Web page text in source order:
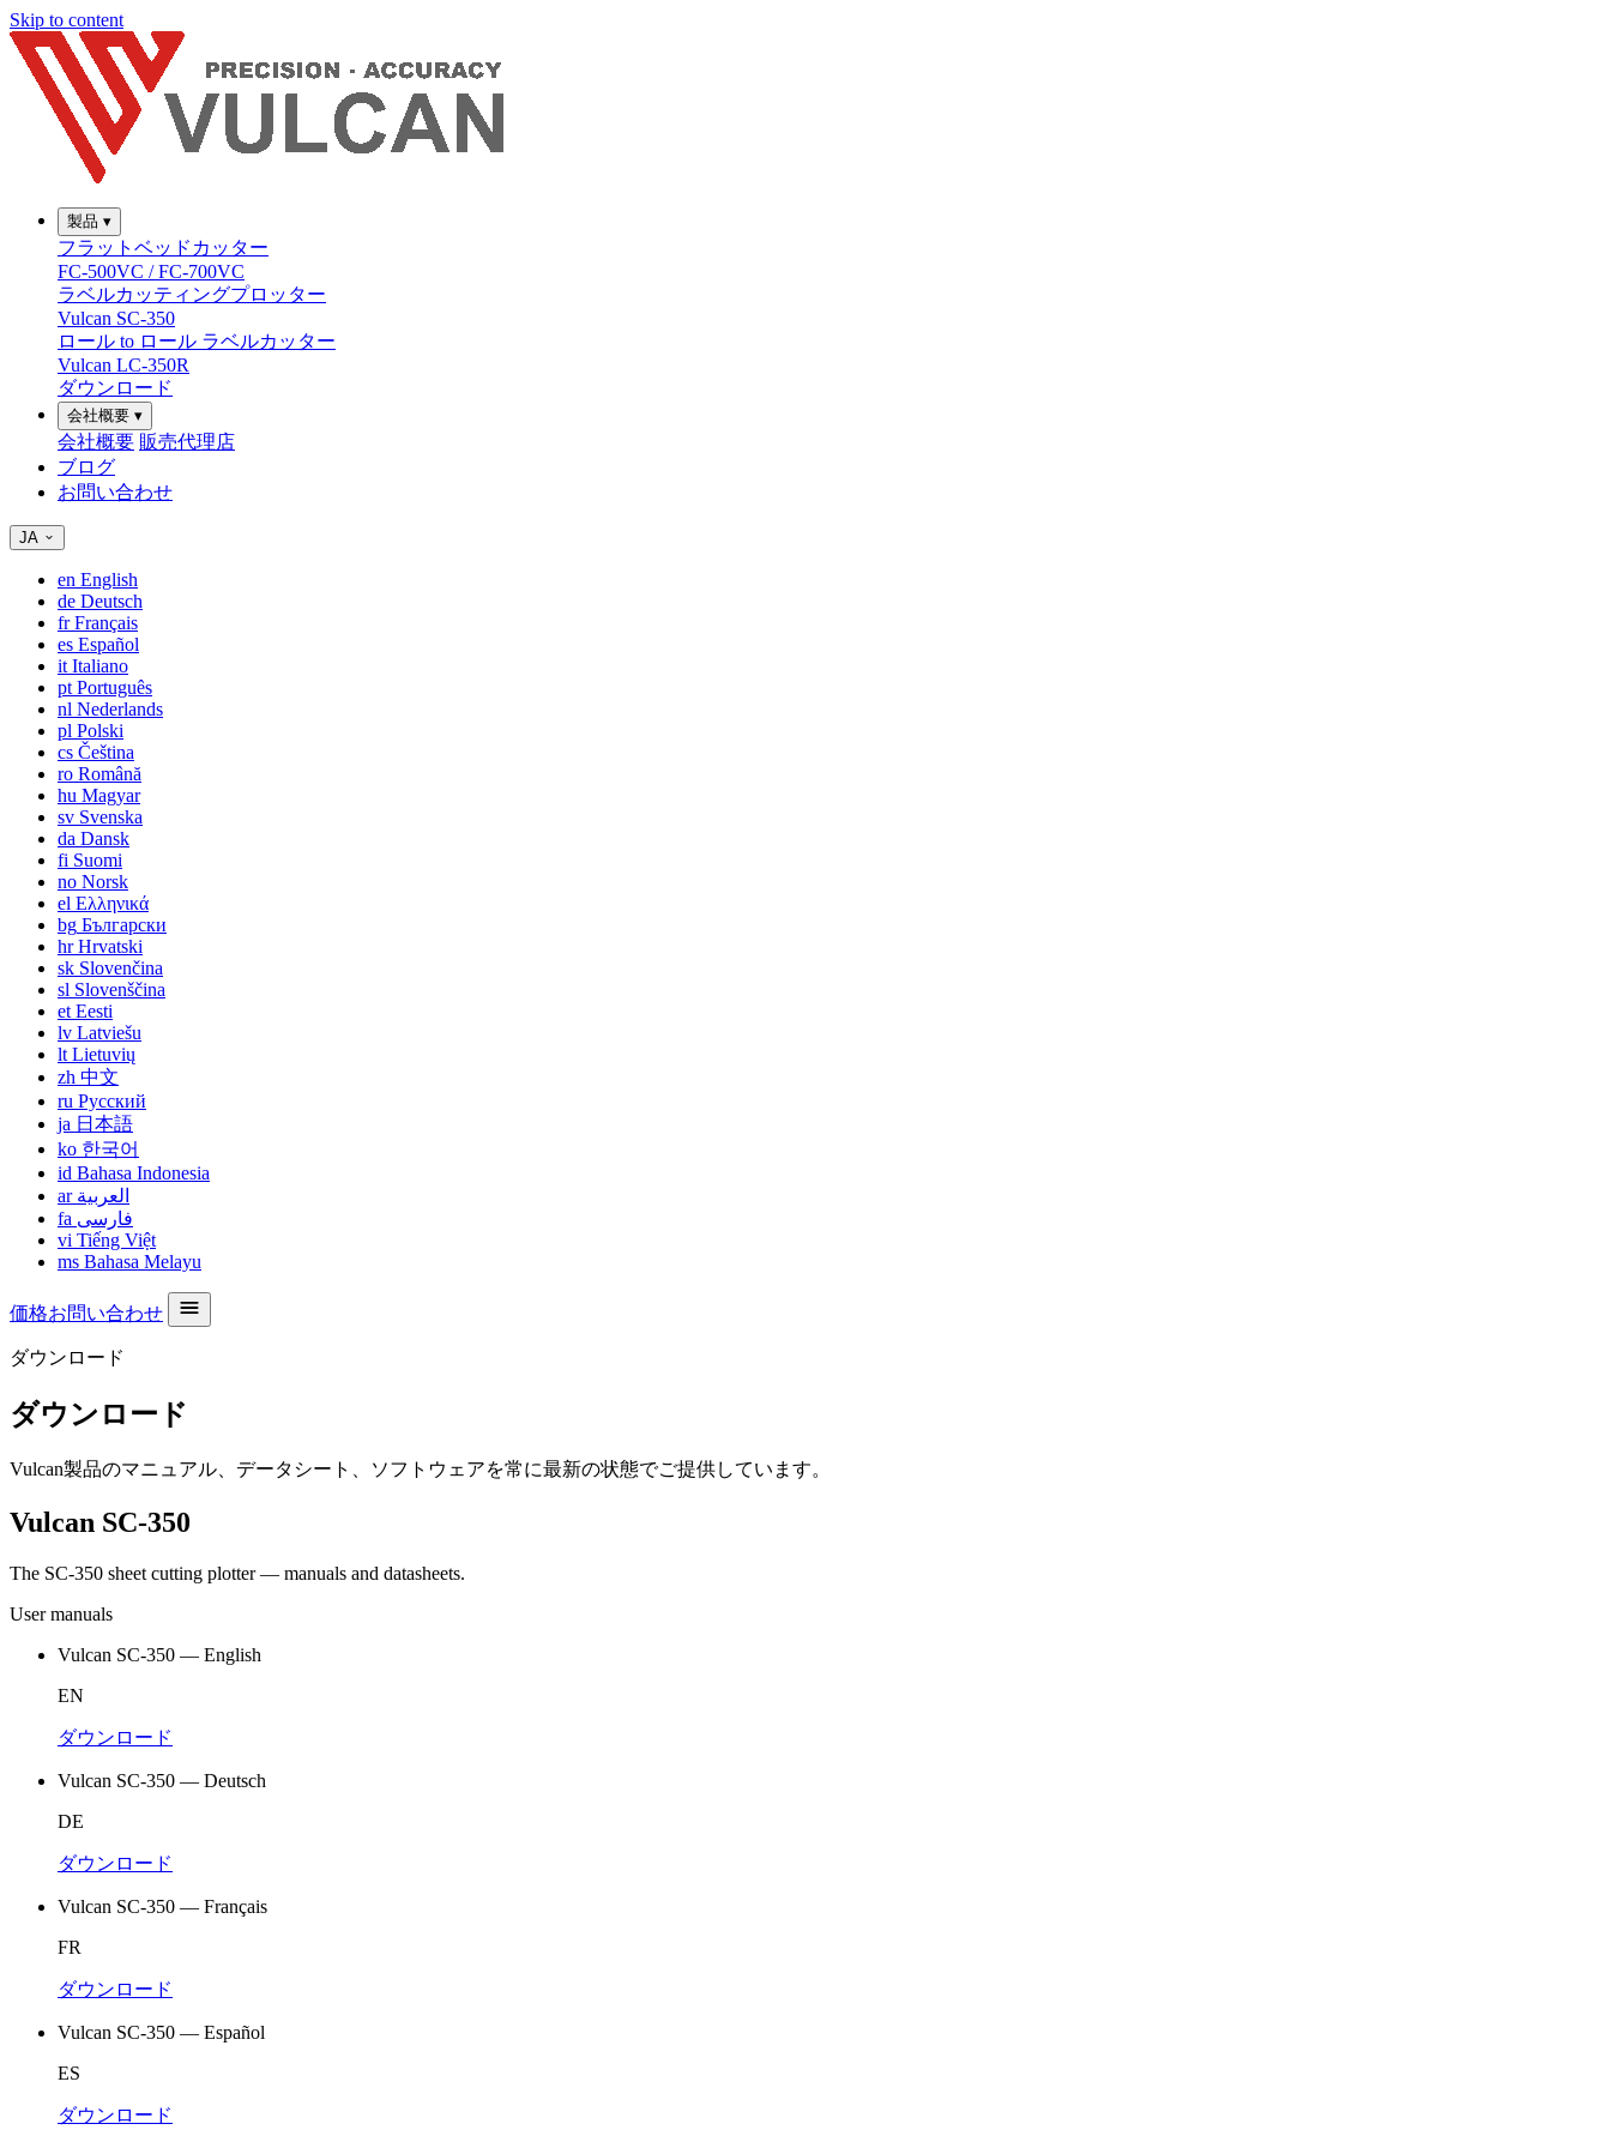
Skip to content
製品 ▾
フラットベッドカッター
FC-500VC / FC-700VC
ラベルカッティングプロッター
Vulcan SC-350
ロール to ロール ラベルカッター
Vulcan LC-350R
ダウンロード
会社概要 ▾
会社概要 販売代理店
ブログ
お問い合わせ
JA
en English
de Deutsch
frFrançais
es Español
it Italiano
pt Português
nl Nederlands
pl Polski
cs Čeština
ro Română
hu Magyar
sv Svenska
da Dansk
fi Suomi
no Norsk
el Ελληνικά
bg Български
hrHrvatski
sk Slovenčina
sl Slovenščina
et Eesti
lv Latviešu
lt Lietuvių
zh 中文
ru Русский
ja 日本語
ko 한국어
id Bahasa Indonesia
ar العربية
fa فارسی
vi Tiếng Việt
ms Bahasa Melayu
価格お問い合わせ
ダウンロード
ダウンロード
Vulcan製品のマニュアル、データシート、ソフトウェアを常に最新の状態でご提供しています。
Vulcan SC-350
The SC-350 sheet cutting plotter — manuals and datasheets.
User manuals
Vulcan SC-350 — English
EN
ダウンロード
Vulcan SC-350 — Deutsch
DE
ダウンロード
Vulcan SC-350 — Français
FR
ダウンロード
Vulcan SC-350 — Español
ES
ダウンロード